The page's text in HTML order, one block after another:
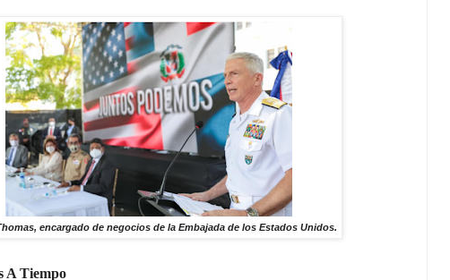
encargado de negocios de la Embajada de los Estados Unidos.
A Tiempo